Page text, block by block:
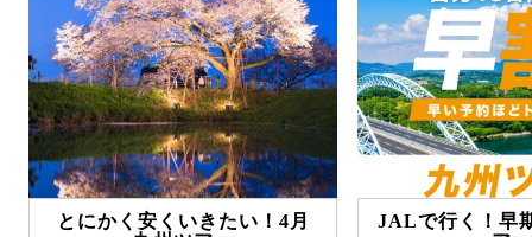
とにかく安くいきたい！4月
JALで行く！早